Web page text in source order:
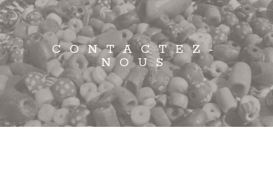
CONTACTEZ-
NOUS